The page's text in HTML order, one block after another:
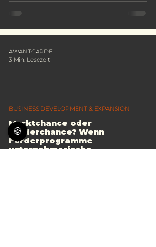
Marktchance oder
Förderchance? Wenn
Förderprogramme
unternehmerische
BUSINESS DEVELOPMENT & EXPANSION
AWANTGARDE
3 Min. Lesezeit
🍪